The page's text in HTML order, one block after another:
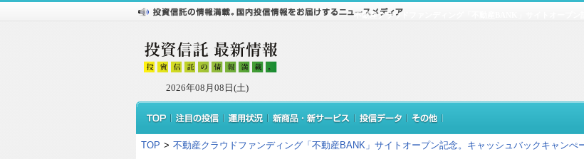
2026年08月08日(土)
不動産クラウドファンディング「不動産BANK」サイトオープン
TOP > 不動産クラウドファンディング「不動産BANK」サイトオープン記念。キャッシュバックキャンぺ